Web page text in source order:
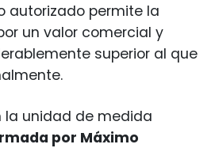
autorizado permite la
un valor comercial y
superior al que
la unidad de medida
por Máximo